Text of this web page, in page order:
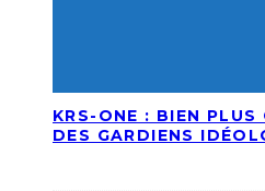
KRS-ONE : BIEN PLUS
DES GARDIENS